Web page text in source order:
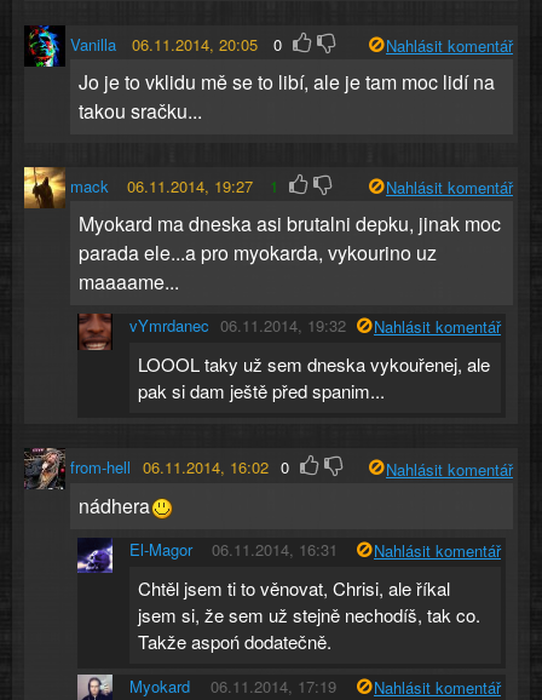
Vanilla 06.11.2014, 20:05 0 Nahlásit komentář
Jo je to vklidu mě se to libí, ale je tam moc lidí na
takou sračku...
mack 06.11.2014, 19:27 1 Nahlásit komentář
Myokard ma dneska asi brutalni depku, jinak moc
parada ele...a pro myokarda, vykourino uz
maaaame...
vYmrdanec 06.11.2014, 19:32 Nahlásit komentář
LOOOL taky už sem dneska vykouřenej, ale
pak si dam ještě před spanim...
from-hell 06.11.2014, 16:02 0 Nahlásit komentář
nádhera
El-Magor 06.11.2014, 16:31 Nahlásit komentář
Chtěl jsem ti to věnovat, Chrisi, ale říkal
jsem si, že sem už stejně nechodíš, tak co.
Takže aspoń dodatečně.
Myokard 06.11.2014, 17:19 Nahlásit komentář